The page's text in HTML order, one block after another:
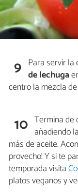
9 Para servir
de lechuga
centro la mezcla
10 Termina
añadiendo
más de aceite.
provecho! Y si te
temporada visita
platos veganos y